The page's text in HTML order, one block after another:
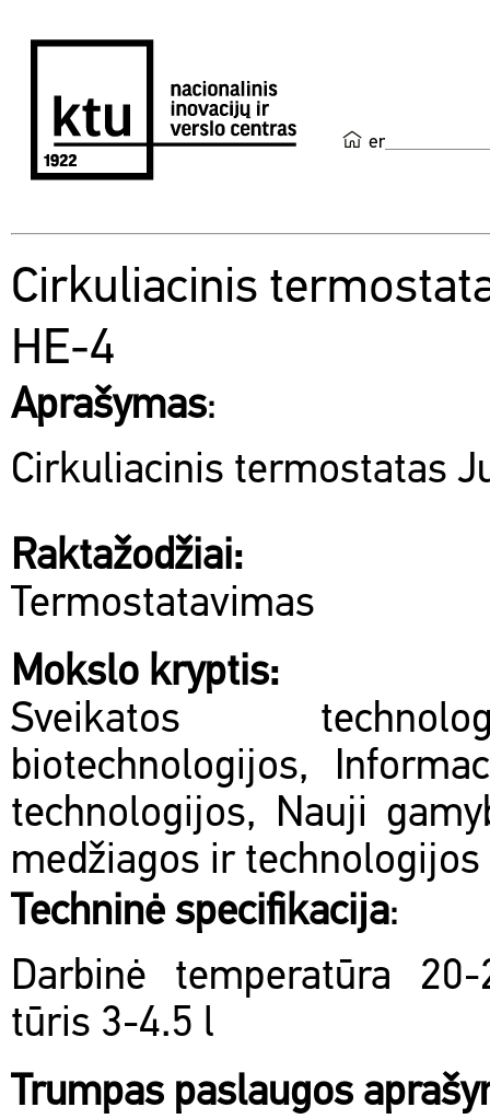
en
Cirkuliacinis
HE-4
Aprašymas:
Cirkuliacinis termostatas
Raktažodžiai:
Termostatavimas
Mokslo kryptis:
Sveikatos
biotechnologijos,
technologijos, Nauji
medžiagos ir technologijos
Techninė specifikacija:
Darbinė temperatūra 20-
tūris 3-4.5 l
Trumpas paslaugos